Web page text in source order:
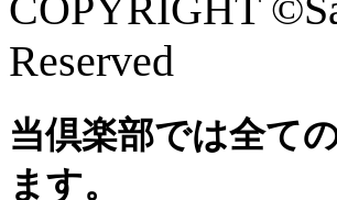
Reserved
当倶楽部では全て
ます。